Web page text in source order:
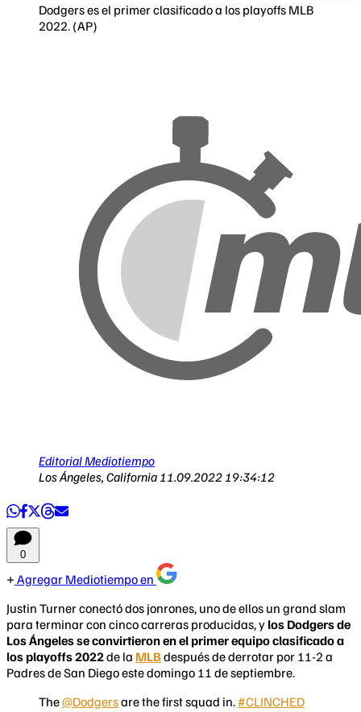
Dodgers es el primer clasificado a los playoffs MLB
2022. (AP)
Editorial Mediotiempo
Los Ángeles, California 11.09.2022 19:34:12
0
Agregar Mediotiempo en
Justin Turner conectó dos jonrones, uno de ellos un grand slam
para terminar con cinco carreras producidas, y los Dodgers de
Los Ángeles se convirtieron en el primer equipo clasificado a
los playoffs 2022de la MLBdespués de derrotar por 11-2 a
Padres de San Diego este domingo 11 de septiembre.
The@Dodgersare the first squad in. #CLINCHED